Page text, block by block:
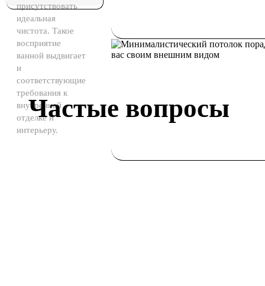
присутствовать
идеальная
чистота. Такое
восприятие
ванной выдвигает
и
соответствующие
требования к
внутренней
отделке и
интерьеру.
Частые вопросы